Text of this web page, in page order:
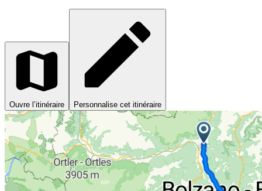
Ouvre l’itinéraire Personnalise cet itinéraire